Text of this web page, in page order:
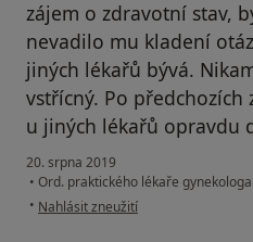
zájem o zdravotní stav,
nevadilo mu kladení
jiných lékařů bývá.
vstřícný. Po předchozích
u jiných lékařů opravdu
20. srpna 2019
• Ord. praktického lékaře gynekologa
• podle názoru uživatele Váš účet byl
Nahlásit zneužití